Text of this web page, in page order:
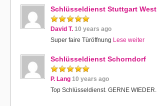
Schlüsseldienst Stuttgart West
David T. 10 years ago
Super faire Türöffnung Lese weiter
Schlüsseldienst Schorndorf
P. Lang 10 years ago
Top Schlüsseldienst. GERNE WIEDER.